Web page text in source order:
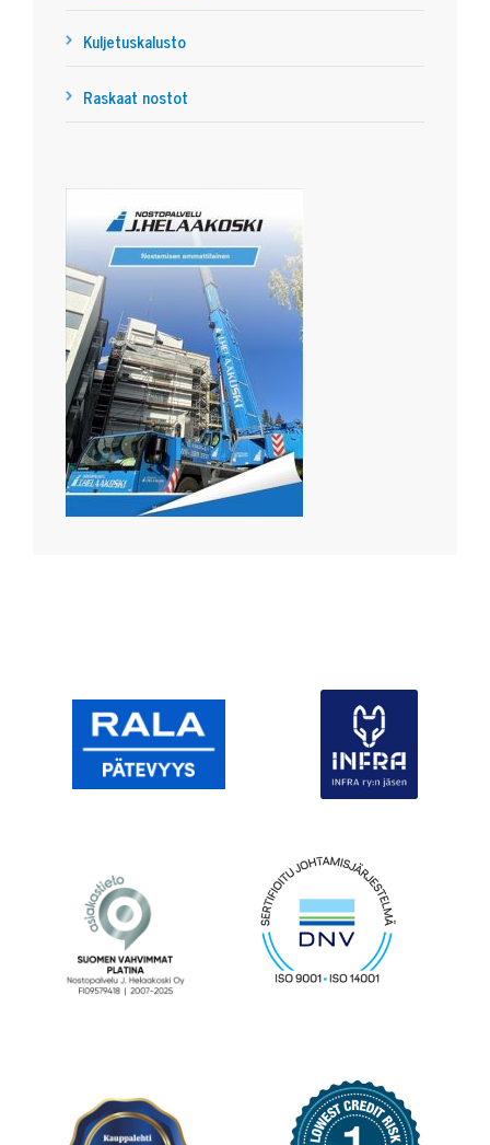
Kuljetuskalusto
Raskaat nostot